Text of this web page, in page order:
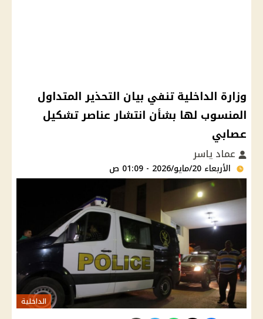
وزارة الداخلية تنفي بيان التحذير المتداول
المنسوب لها بشأن انتشار عناصر تشكيل
عصابي
عماد ياسر
الأربعاء 20/مايو/2026 - 01:09 ص
الداخلية